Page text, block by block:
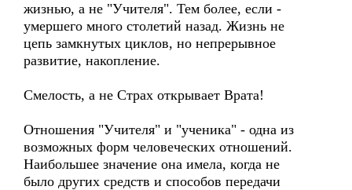
жизнью, а не "Учителя". Тем более, если -
умершего много столетий назад. Жизнь не
цепь замкнутых циклов, но непрерывное
развитие, накопление.
Смелость, а не Страх открывает Врата!
Отношения "Учителя" и "ученика" - одна из
возможных форм человеческих отношений.
Наибольшее значение она имела, когда не
было других средств и способов передачи